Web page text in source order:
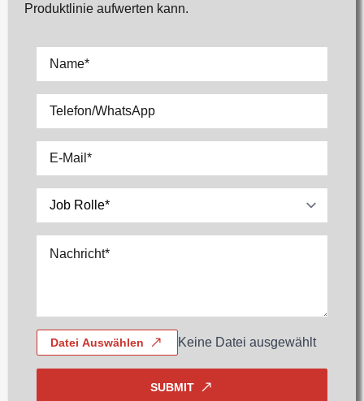
Produktlinie aufwerten kann.
Mail
*
Sie
Datei Auswählen Keine Datei ausgewählt
SUBMIT